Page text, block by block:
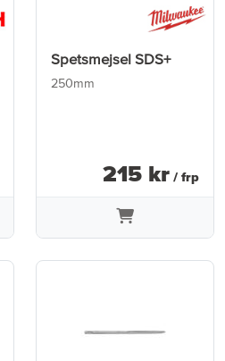
Spetsmejsel SDS+
250mm
215 kr / frp